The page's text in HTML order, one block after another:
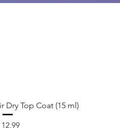
Dry Top Coat (15 ml)
12,99